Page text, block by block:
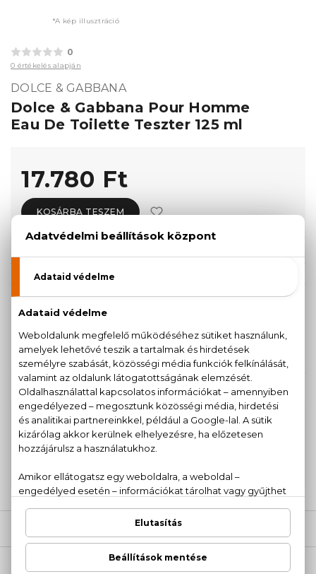
*A kép illusztráció
0
0 értékelés alapján
DOLCE & GABBANA
Dolce & Gabbana Pour Homme
Eau De Toilette Teszter 125 ml
17.780 Ft
KOSÁRBA TESZEM
Teszter 125 ml
KAPCSOLÓDÓ TERMÉKEK
100% eredeti termékek,14 napos visszaküldési
garanciával
Kérdésed van, elakadtál? Hívd ügyfélszolgálatunkat: